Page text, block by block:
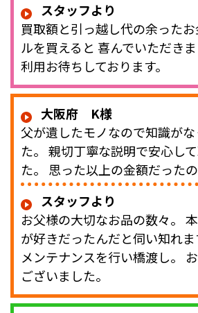
スタッフより
買取額と引っ越し代の余った
ルを買えると 喜んでいただき
利用お待ちしております。
大阪府 K様
父が遺したモノなので知識が
た。 親切丁寧な説明で安心し
た。 思った以上の金額だったの
スタッフより
お父様の大切なお品の数々。
が好きだったんだと伺い知れま
メンテナンスを行い橋渡し。
ございました。